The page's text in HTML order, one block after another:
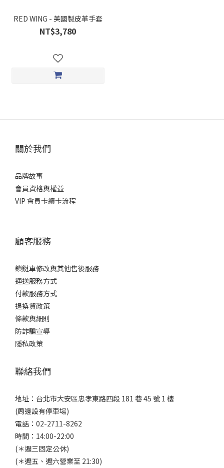
RED WING - 美國製皮革手套
NT$3,780
關於我們
品牌故事
會員資格與權益
VIP 會員卡續卡流程
顧客服務
鎖鏈車修改與其他售後服務
運送服務方式
付款服務方式
退換貨政策
條款與細則
防詐騙宣導
隱私政策
聯絡我們
地址：台北市大安區忠孝東路四段 181 巷 45 號 1 樓
(周邊設有停車場)
電話：02-2711-8262
時間：14:00-22:00
(＊週三固定公休)
(＊週五、週六營業至 21:30)